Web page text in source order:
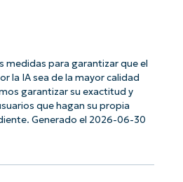
medidas para garantizar que el
la IA sea de la mayor calidad
garantizar su exactitud y
que hagan su propia
Generado el 2026-06-30
los análisis de KB
IA de NinjaOne!